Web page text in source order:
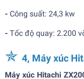
- Công suất: 24,3 kw
- Tốc độ quay: 2.200
✯ 4, Máy xúc
Máy xúc Hitachi